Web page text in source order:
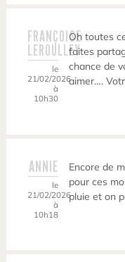
FRANÇOISE
LEROULLEY
le
21/02/2026
à
10h30
Oh toutes
faites
chance de
aimer….
ANNIE
le
21/02/2026
à
10h18
Encore de
pour ces
pluie et on